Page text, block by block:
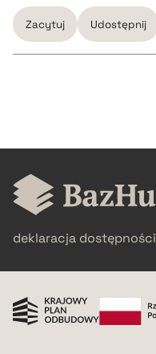
Zacytuj Udostępnij
pobierz cytat
BIBTEX
pobierz cytat
deklaracja dostępności